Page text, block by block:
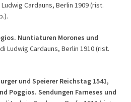
Cardauns, Berlin 1909 (rist.
Nuntiaturen Morones und
Ludwig Cardauns, Berlin 1910 (rist.
und Speierer Reichstag 1541,
Poggios. Sendungen Farneses und